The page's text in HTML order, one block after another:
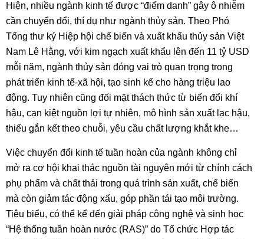
Hiện, nhiều ngành kinh tế được “điểm danh” gây ô nhiễm
cần chuyển đổi, thí dụ như ngành thủy sản. Theo Phó
Tổng thư ký Hiệp hội chế biến và xuất khẩu thủy sản Việt
Nam Lê Hằng, với kim ngạch xuất khẩu lên đến 11 tỷ USD
mỗi năm, ngành thủy sản đóng vai trò quan trọng trong
phát triển kinh tế-xã hội, tạo sinh kế cho hàng triệu lao
động. Tuy nhiên cũng đối mặt thách thức từ biến đổi khí
hậu, cạn kiệt nguồn lợi tự nhiên, mô hình sản xuất lạc hậu,
thiếu gắn kết theo chuỗi, yêu cầu chất lượng khắt khe…
Việc chuyển đổi kinh tế tuần hoàn của ngành không chỉ
mở ra cơ hội khai thác nguồn tài nguyên mới từ chính cách
phụ phẩm và chất thải trong quá trình sản xuất, chế biến
mà còn giảm tác động xấu, góp phần tái tạo môi trường.
Tiêu biểu, có thể kể đến giải pháp công nghệ và sinh học
“Hệ thống tuần hoàn nước (RAS)” do Tổ chức Hợp tác